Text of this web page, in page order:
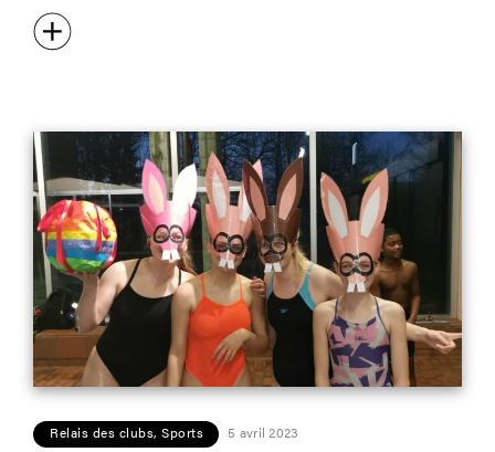
Relais des clubs, Sports 5 avril 2023